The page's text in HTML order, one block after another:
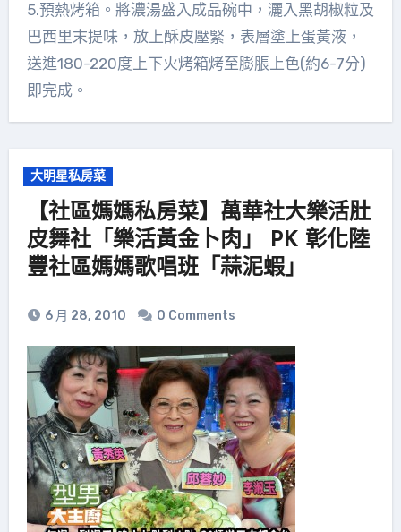
5.預熱烤箱。將濃湯盛入成品碗中，灑入黑胡椒粒及
巴西里末提味，放上酥皮壓緊，表層塗上蛋黃液，
送進180-220度上下火烤箱烤至膨脹上色(約6-7分)
即完成。
大明星私房菜
【社區媽媽私房菜】萬華社大樂活肚
皮舞社「樂活黃金卜肉」 PK 彰化陸
豐社區媽媽歌唱班「蒜泥蝦」
6 月 28, 2010 0 Comments